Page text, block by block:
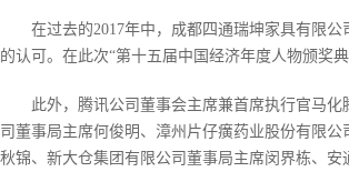
在过去的2017年中，成都四通瑞坤家具有限
的认可。在此次“第十五届中国经济年度人物颁奖
此外，腾讯公司董事会主席兼首席执行官马
司董事局主席何俊明、漳州片仔癀药业股份有限
秋锦、新大仓集团有限公司董事局主席闵界栋、